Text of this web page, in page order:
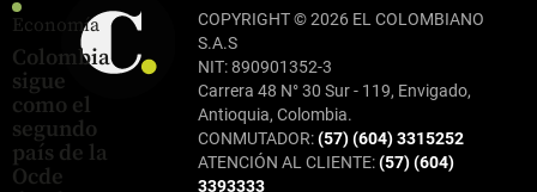
Economía
Colombia
sigue
como el
segundo
país de la
Ocde
COPYRIGHT © 2026 EL COLOMBIANO
S.A.S
NIT: 890901352-3
Carrera 48 N° 30 Sur - 119, Envigado,
Antioquia, Colombia.
CONMUTADOR:(57) (604) 3315252
ATENCIÓN AL CLIENTE:(57) (604)
3393333